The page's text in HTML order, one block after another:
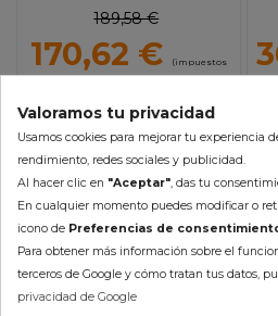
189,58 €
170,62 € (impuestos
En Stock 24/48h (laborables)
AÑADIR AL CARRITO
Valoramos tu privacidad
Usamos cookies para mejorar tu experiencia
rendimiento, redes sociales y publicidad.
Al hacer clic en "Aceptar", das tu
En cualquier momento puedes modificar o
icono de Preferencias de
Para obtener más información sobre el
terceros de Google y cómo tratan tus datos,
privacidad de Google